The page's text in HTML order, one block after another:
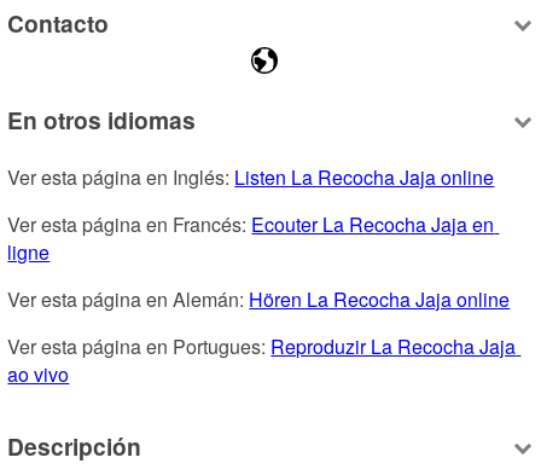
Contacto
En otros idiomas
Ver esta página en Inglés: Listen La Recocha Jaja online
Ver esta página en Francés: Ecouter La Recocha Jaja en
ligne
Ver esta página en Alemán: Hören La Recocha Jaja online
Ver esta página en Portugues: Reproduzir La Recocha Jaja
ao vivo
Descripción